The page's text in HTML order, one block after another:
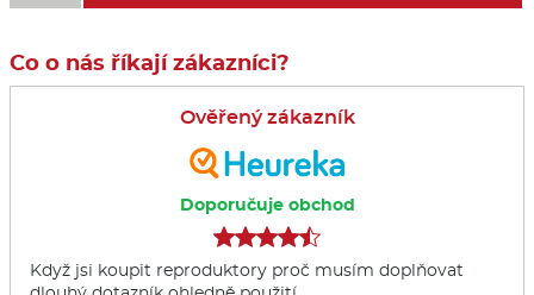
Co o nás říkají zákazníci?
Ověřený zákazník
Doporučuje obchod
Když jsi koupit reproduktory proč musím doplňovat